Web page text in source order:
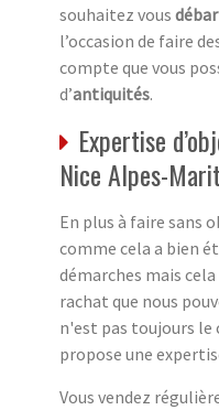
souhaitez vous
l’occasion de faire
compte que vous
d’antiquités.
Expertise
Nice Alpes-
En plus à faire sans
comme cela a bien
démarches mais
rachat que nous
n'est pas toujours le
propose une
Vous vendez